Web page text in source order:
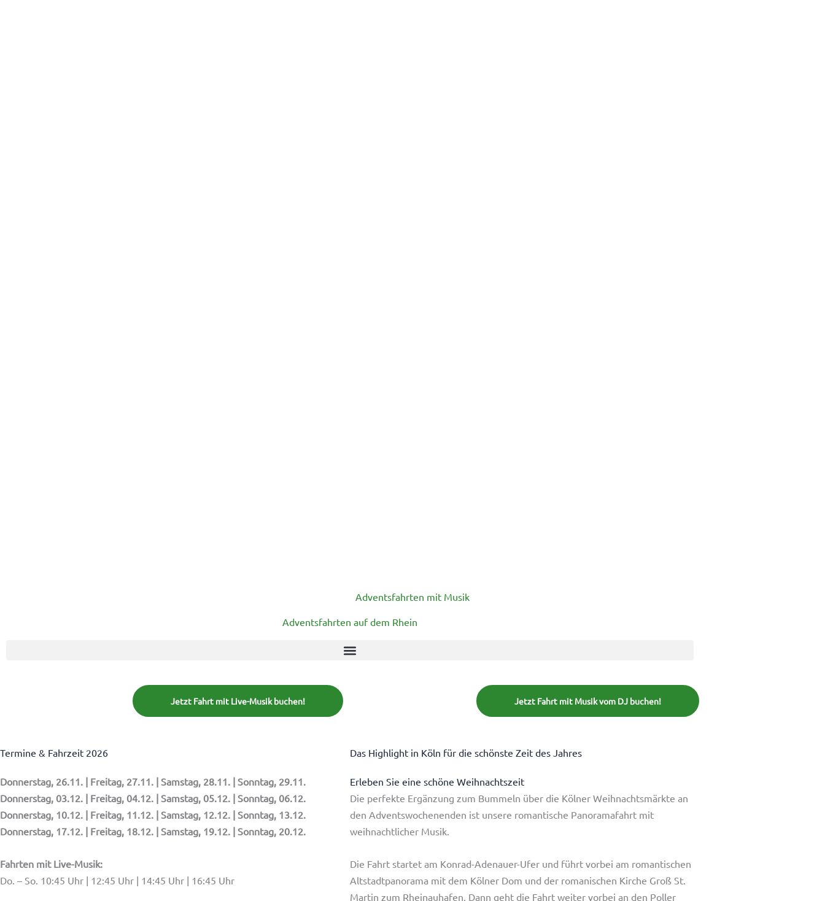
Adventsfahrten mit Musik
Adventsfahrten auf dem Rhein
Jetzt Fahrt mit Live-Musik buchen! Jetzt Fahrt mit Musik vom DJ buchen!
Termine & Fahrzeit 2026
Donnerstag, 26.11. | Freitag, 27.11. | Samstag, 28.11. | Sonntag, 29.11.
Donnerstag, 03.12. | Freitag, 04.12. | Samstag, 05.12. | Sonntag, 06.12.
Donnerstag, 10.12. | Freitag, 11.12. | Samstag, 12.12. | Sonntag, 13.12.
Donnerstag, 17.12. | Freitag, 18.12. | Samstag, 19.12. | Sonntag, 20.12.
Fahrten mit Live-Musik:
Do. – So. 10:45 Uhr | 12:45 Uhr | 14:45 Uhr | 16:45 Uhr
Das Highlight in Köln für die schönste Zeit des Jahres
Erleben Sie eine schöne Weihnachtszeit
Die perfekte Ergänzung zum Bummeln über die Kölner Weihnachtsmärkte an
den Adventswochenenden ist unsere romantische Panoramafahrt mit
weihnachtlicher Musik.
Die Fahrt startet am Konrad-Adenauer-Ufer und führt vorbei am romantischen
Altstadtpanorama mit dem Kölner Dom und der romanischen Kirche Groß St.
Martin zum Rheinauhafen. Dann geht die Fahrt weiter vorbei an den Poller